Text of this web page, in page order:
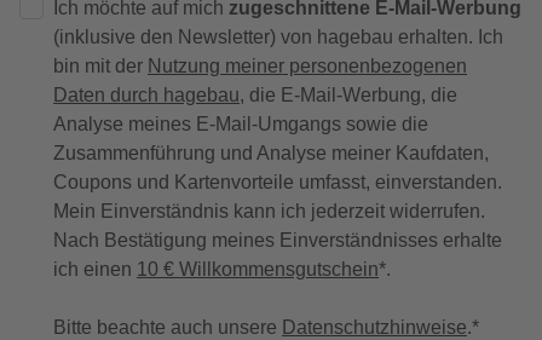
Ich möchte auf mich zugeschnittene E-Mail-Werbung
(inklusive den Newsletter) von hagebau erhalten. Ich
bin mit der Nutzung meiner personenbezogenen
Daten durch hagebau, die E-Mail-Werbung, die
Analyse meines E-Mail-Umgangs sowie die
Zusammenführung und Analyse meiner Kaufdaten,
Coupons und Kartenvorteile umfasst, einverstanden.
Mein Einverständnis kann ich jederzeit widerrufen.
Nach Bestätigung meines Einverständnisses erhalte
ich einen 10 € Willkommensgutschein*.
Bitte beachte auch unsere Datenschutzhinweise.